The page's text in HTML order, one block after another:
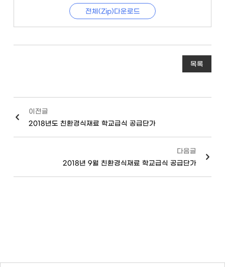
전체(Zip)다운로드
목록
이전글
2018년도 친환경식재료 학교급식 공급단가
다음글
2018년 9월 친환경식재료 학교급식 공급단가